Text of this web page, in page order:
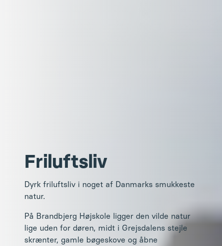
Friluftsliv
Dyrk friluftsliv i noget af Danmarks smukkeste
natur.
På Brandbjerg Højskole ligger den vilde natur
lige uden for døren, midt i Grejsdalens stejle
skrænter, gamle bøgeskove og åbne